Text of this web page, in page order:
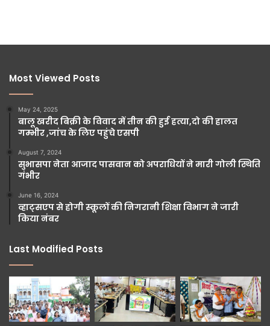
Most Viewed Posts
May 24, 2025
बालू खरीद बिक्री के विवाद में तीन की हुई हत्या,दो की हालत
गम्भीर ,जांच के लिए पहुंचे एसपी
August 7, 2024
सुभासपा नेता आजाद पासवान को अपराधियों ने मारी गोली स्थिति
गंभीर
June 16, 2024
व्हाट्सएप से होगी स्कूलों की निगरानी शिक्षा विभाग ने जारी
किया नंबर
Last Modified Posts